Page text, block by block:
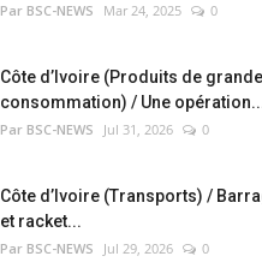
Par BSC-NEWS Mar 24, 2025 0
Côte d’Ivoire (Produits de grande
consommation) / Une
Par BSC-NEWS Jul 31, 2026 0
Côte d’Ivoire (Transports) /
et racket...
Par BSC-NEWS Jul 29, 2026 0